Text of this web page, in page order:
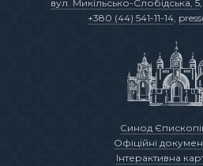
вул. Микільсько-Слобідська, 5
+380 (44) 541-11-14,
Синод
Офіційні
Інтерактивна